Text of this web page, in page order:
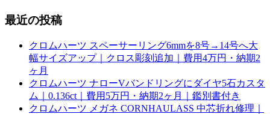
最近の投稿
クロムハーツ スペーサーリング6mmを8号→14号へ大
幅サイズアップ｜クロス彫刻追加｜費用4万円・納期2
ヶ月
クロムハーツ ナローVバンドリングにダイヤ5石カスタ
ム｜0.136ct｜費用5万円・納期2ヶ月｜鑑別書付き
クロムハーツ メガネ CORNHAULASS 中芯折れ修理｜